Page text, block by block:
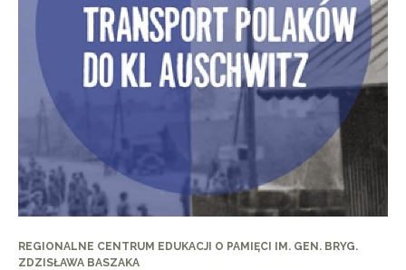
REGIONALNE CENTRUM EDUKACJI O PAMIĘCI IM. GEN. BRYG.
ZDZISŁAWA BASZAKA